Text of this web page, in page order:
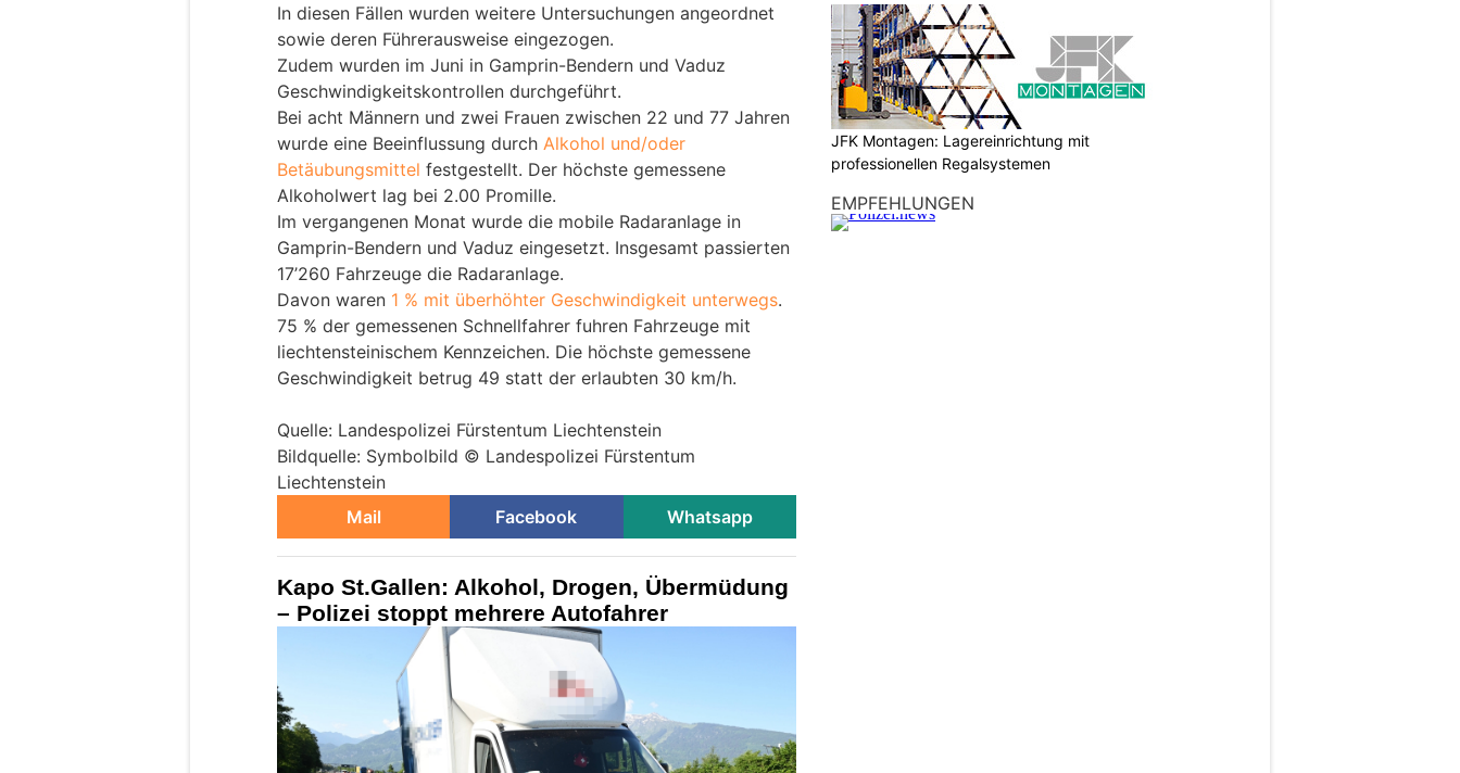
In diesen Fällen wurden weitere Untersuchungen angeordnet
sowie deren Führerausweise eingezogen.
Zudem wurden im Juni in Gamprin-Bendern und Vaduz
Geschwindigkeitskontrollen durchgeführt.
Bei acht Männern und zwei Frauen zwischen 22 und 77 Jahren
wurde eine Beeinflussung durch Alkohol und/oder
Betäubungsmittel festgestellt. Der höchste gemessene
Alkoholwert lag bei 2.00 Promille.
Im vergangenen Monat wurde die mobile Radaranlage in
Gamprin-Bendern und Vaduz eingesetzt. Insgesamt passierten
17’260 Fahrzeuge die Radaranlage.
Davon waren 1 % mit überhöhter Geschwindigkeit unterwegs.
75 % der gemessenen Schnellfahrer fuhren Fahrzeuge mit
liechtensteinischem Kennzeichen. Die höchste gemessene
Geschwindigkeit betrug 49 statt der erlaubten 30 km/h.
Quelle: Landespolizei Fürstentum Liechtenstein
Bildquelle: Symbolbild © Landespolizei Fürstentum
Liechtenstein
Mail
Facebook Whatsapp
Kapo St.Gallen: Alkohol, Drogen, Übermüdung
– Polizei stoppt mehrere Autofahrer
JFK Montagen: Lagereinrichtung mit
professionellen Regalsystemen
EMPFEHLUNGEN